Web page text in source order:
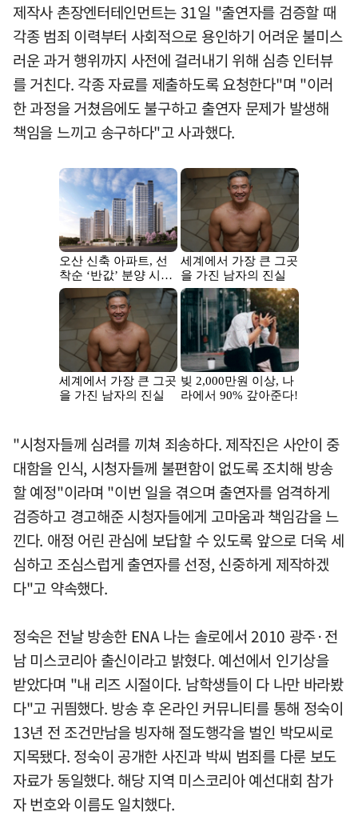
제작사 촌장엔터테인먼트는 31일 "출연자를 검증할 때
각종 범죄 이력부터 사회적으로 용인하기 어려운 불미스
러운 과거 행위까지 사전에 걸러내기 위해 심층 인터뷰
를 거친다. 각종 자료를 제출하도록 요청한다"며 "이러
한 과정을 거쳤음에도 불구하고 출연자 문제가 발생해
책임을 느끼고 송구하다"고 사과했다.
"시청자들께 심려를 끼쳐 죄송하다. 제작진은 사안이 중
대함을 인식, 시청자들께 불편함이 없도록 조치해 방송
할 예정"이라며 "이번 일을 겪으며 출연자를 엄격하게
검증하고 경고해준 시청자들에게 고마움과 책임감을 느
낀다. 애정 어린 관심에 보답할 수 있도록 앞으로 더욱 세
심하고 조심스럽게 출연자를 선정, 신중하게 제작하겠
다"고 약속했다.
정숙은 전날 방송한 ENA 나는 솔로에서 2010 광주·전
남 미스코리아 출신이라고 밝혔다. 예선에서 인기상을
받았다며 "내 리즈 시절이다. 남학생들이 다 나만 바라봤
다"고 귀띔했다. 방송 후 온라인 커뮤니티를 통해 정숙이
13년 전 조건만남을 빙자해 절도행각을 벌인 박모씨로
지목됐다. 정숙이 공개한 사진과 박씨 범죄를 다룬 보도
자료가 동일했다. 해당 지역 미스코리아 예선대회 참가
자 번호와 이름도 일치했다.